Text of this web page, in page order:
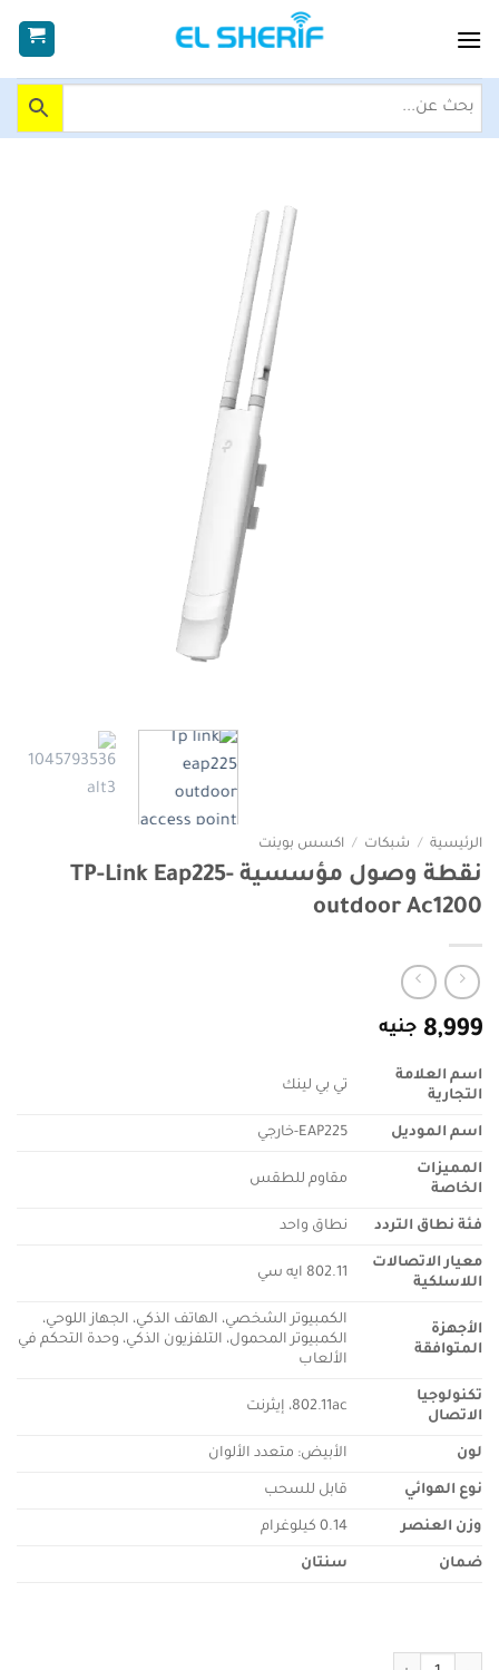
للمحتوى
الرئيسية / شبكات / اكسس بوينت
نقطة وصول مؤسسية TP-Link Eap225-
outdoor Ac1200
8,999 جنيه
اسم العلامة
التجارية
تي بي لينك
اسم الموديل EAP225-خارجي
المميزات
الخاصة
مقاوم للطقس
فئة نطاق التردد نطاق واحد
معيار الاتصالات
اللاسلكية
802.11 ايه سي
الأجهزة
المتوافقة
الكمبيوتر الشخصي، الهاتف الذكي، الجهاز اللوحي،
الكمبيوتر المحمول، التلفزيون الذكي، وحدة التحكم في
الألعاب
تكنولوجيا
الاتصال
802.11ac، إيثرنت
لون الأبيض: متعدد الألوان
نوع الهوائي قابل للسحب
وزن العنصر 0.14 كيلوغرام
ضمان سنتان